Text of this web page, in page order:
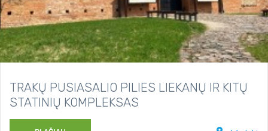
TRAKŲ PUSIASALIO PILIES LIEKANŲ IR KITŲ
STATINIŲ KOMPLEKSAS